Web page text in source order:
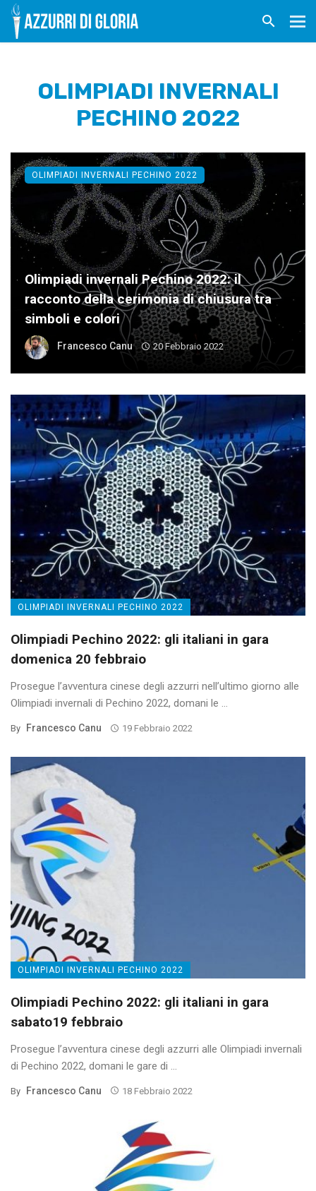
OLIMPIADI INVERNALI
PECHINO 2022
Olimpiadi invernali Pechino 2022: il
racconto della cerimonia di chiusura tra
simboli e colori
Francesco Canu 20 Febbraio 2022
OLIMPIADI INVERNALI PECHINO 2022
OLIMPIADI INVERNALI PECHINO 2022
Olimpiadi Pechino 2022: gli italiani in gara
domenica 20 febbraio
Prosegue l’avventura cinese degli azzurri nell’ultimo giorno alle
Olimpiadi invernali di Pechino 2022, domani le ...
By Francesco Canu 19 Febbraio 2022
OLIMPIADI INVERNALI PECHINO 2022
Olimpiadi Pechino 2022: gli italiani in gara
sabato19 febbraio
Prosegue l’avventura cinese degli azzurri alle Olimpiadi invernali
di Pechino 2022, domani le gare di ...
By Francesco Canu 18 Febbraio 2022